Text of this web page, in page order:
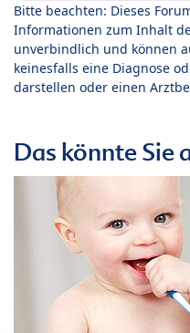
Bitte beachten: Dieses
Informationen zum Inhalt
unverbindlich und können
keinesfalls eine Diagnose
darstellen oder einen
Das könnte Sie